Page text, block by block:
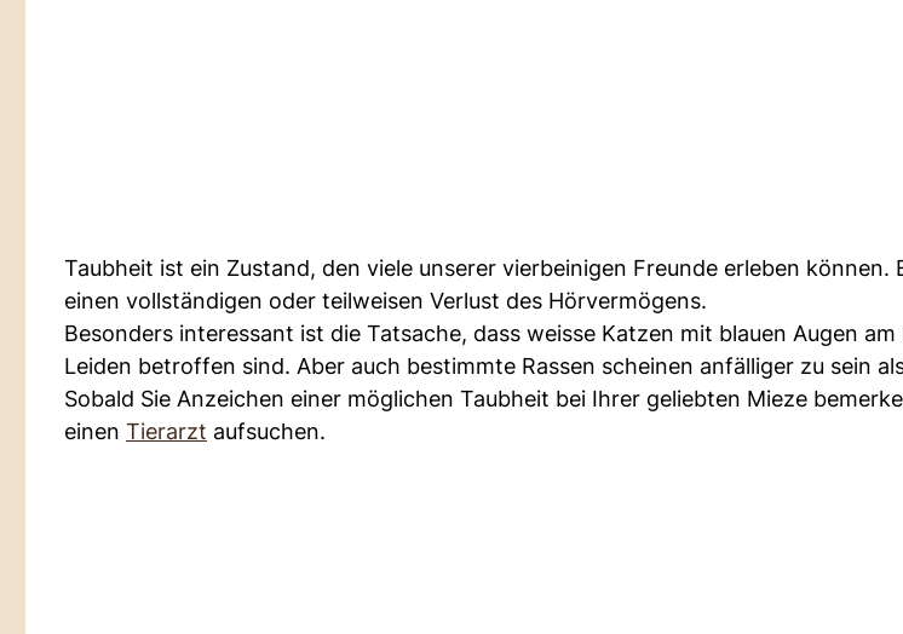
Taubheit ist ein Zustand, den viele unserer vierbeinigen Freunde erleben können.
einen vollständigen oder teilweisen Verlust des Hörvermögens.
Besonders interessant ist die Tatsache, dass weisse Katzen mit blauen Augen
Leiden betroffen sind. Aber auch bestimmte Rassen scheinen anfälliger zu sein
Sobald Sie Anzeichen einer möglichen Taubheit bei Ihrer geliebten Mieze
einen Tierarzt aufsuchen.